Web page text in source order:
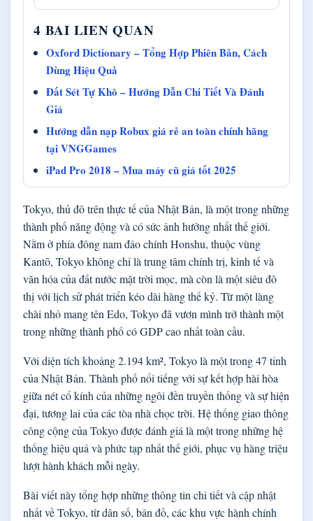
4 BAI LIEN QUAN
Oxford Dictionary – Tổng Hợp Phiên Bản, Cách
Dùng Hiệu Quả
Đất Sét Tự Khô – Hướng Dẫn Chi Tiết Và Đánh
Giá
Hướng dẫn nạp Robux giá rẻ an toàn chính hãng
tại VNGGames
iPad Pro 2018 – Mua máy cũ giá tốt 2025
Tokyo, thủ đô trên thực tế của Nhật Bản, là một trong những
thành phố năng động và có sức ảnh hưởng nhất thế giới.
Nằm ở phía đông nam đảo chính Honshu, thuộc vùng
Kantō, Tokyo không chỉ là trung tâm chính trị, kinh tế và
văn hóa của đất nước mặt trời mọc, mà còn là một siêu đô
thị với lịch sử phát triển kéo dài hàng thế kỷ. Từ một làng
chài nhỏ mang tên Edo, Tokyo đã vươn mình trở thành một
trong những thành phố có GDP cao nhất toàn cầu.
Với diện tích khoảng 2.194 km², Tokyo là một trong 47 tỉnh
của Nhật Bản. Thành phố nổi tiếng với sự kết hợp hài hòa
giữa nét cổ kính của những ngôi đền truyền thống và sự hiện
đại, tương lai của các tòa nhà chọc trời. Hệ thống giao thông
công cộng của Tokyo được đánh giá là một trong những hệ
thống hiệu quả và phức tạp nhất thế giới, phục vụ hàng triệu
lượt hành khách mỗi ngày.
Bài viết này tổng hợp những thông tin chi tiết và cập nhật
nhất về Tokyo, từ dân số, bản đồ, các khu vực hành chính